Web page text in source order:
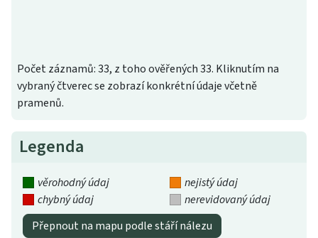
Počet záznamů: 33, z toho ověřených 33. Kliknutím na
vybraný čtverec se zobrazí konkrétní údaje včetně
pramenů.
Legenda
věrohodný údaj
nejistý údaj
chybný údaj
nerevidovaný údaj
Přepnout na mapu podle stáří nálezu